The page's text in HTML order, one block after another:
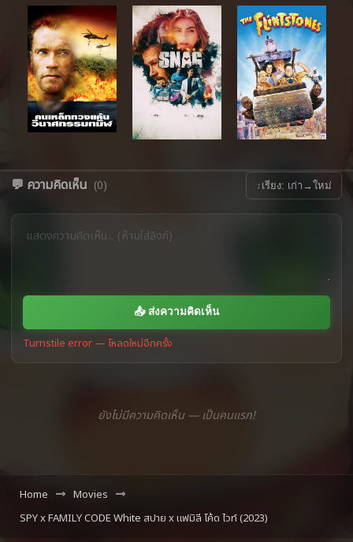
💬 ความคิดเห็น (0) ↕ เรียง: เก่า→ใหม่
📤 ส่งความคิดเห็น
Turnstile error — โหลดใหม่อีกครั้ง
ยังไม่มีความคิดเห็น — เป็นคนแรก!
Home
Movies
SPY x FAMILY CODE White สปาย x แฟมิลี โค้ด ไวท์ (2023)